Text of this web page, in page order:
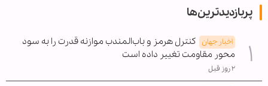
پربازدیدترین‌ها
اخبار جهان کنترل هرمز و باب‌المندب موازنه قدرت را به سود
محور مقاومت تغییر داده است
۲ روز قبل